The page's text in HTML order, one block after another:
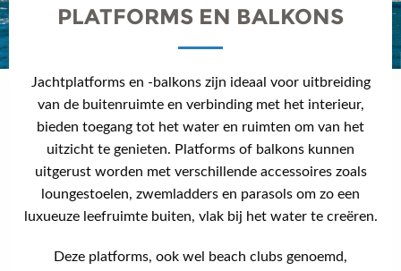
PLATFORMS EN BALKONS
Jachtplatforms en -balkons zijn ideaal voor uitbreiding
van de buitenruimte en verbinding met het interieur,
bieden toegang tot het water en ruimten om van het
uitzicht te genieten. Platforms of balkons kunnen
uitgerust worden met verschillende accessoires zoals
loungestoelen, zwemladders en parasols om zo een
luxueuze leefruimte buiten, vlak bij het water te creëren.
Deze platforms, ook wel beach clubs genoemd,